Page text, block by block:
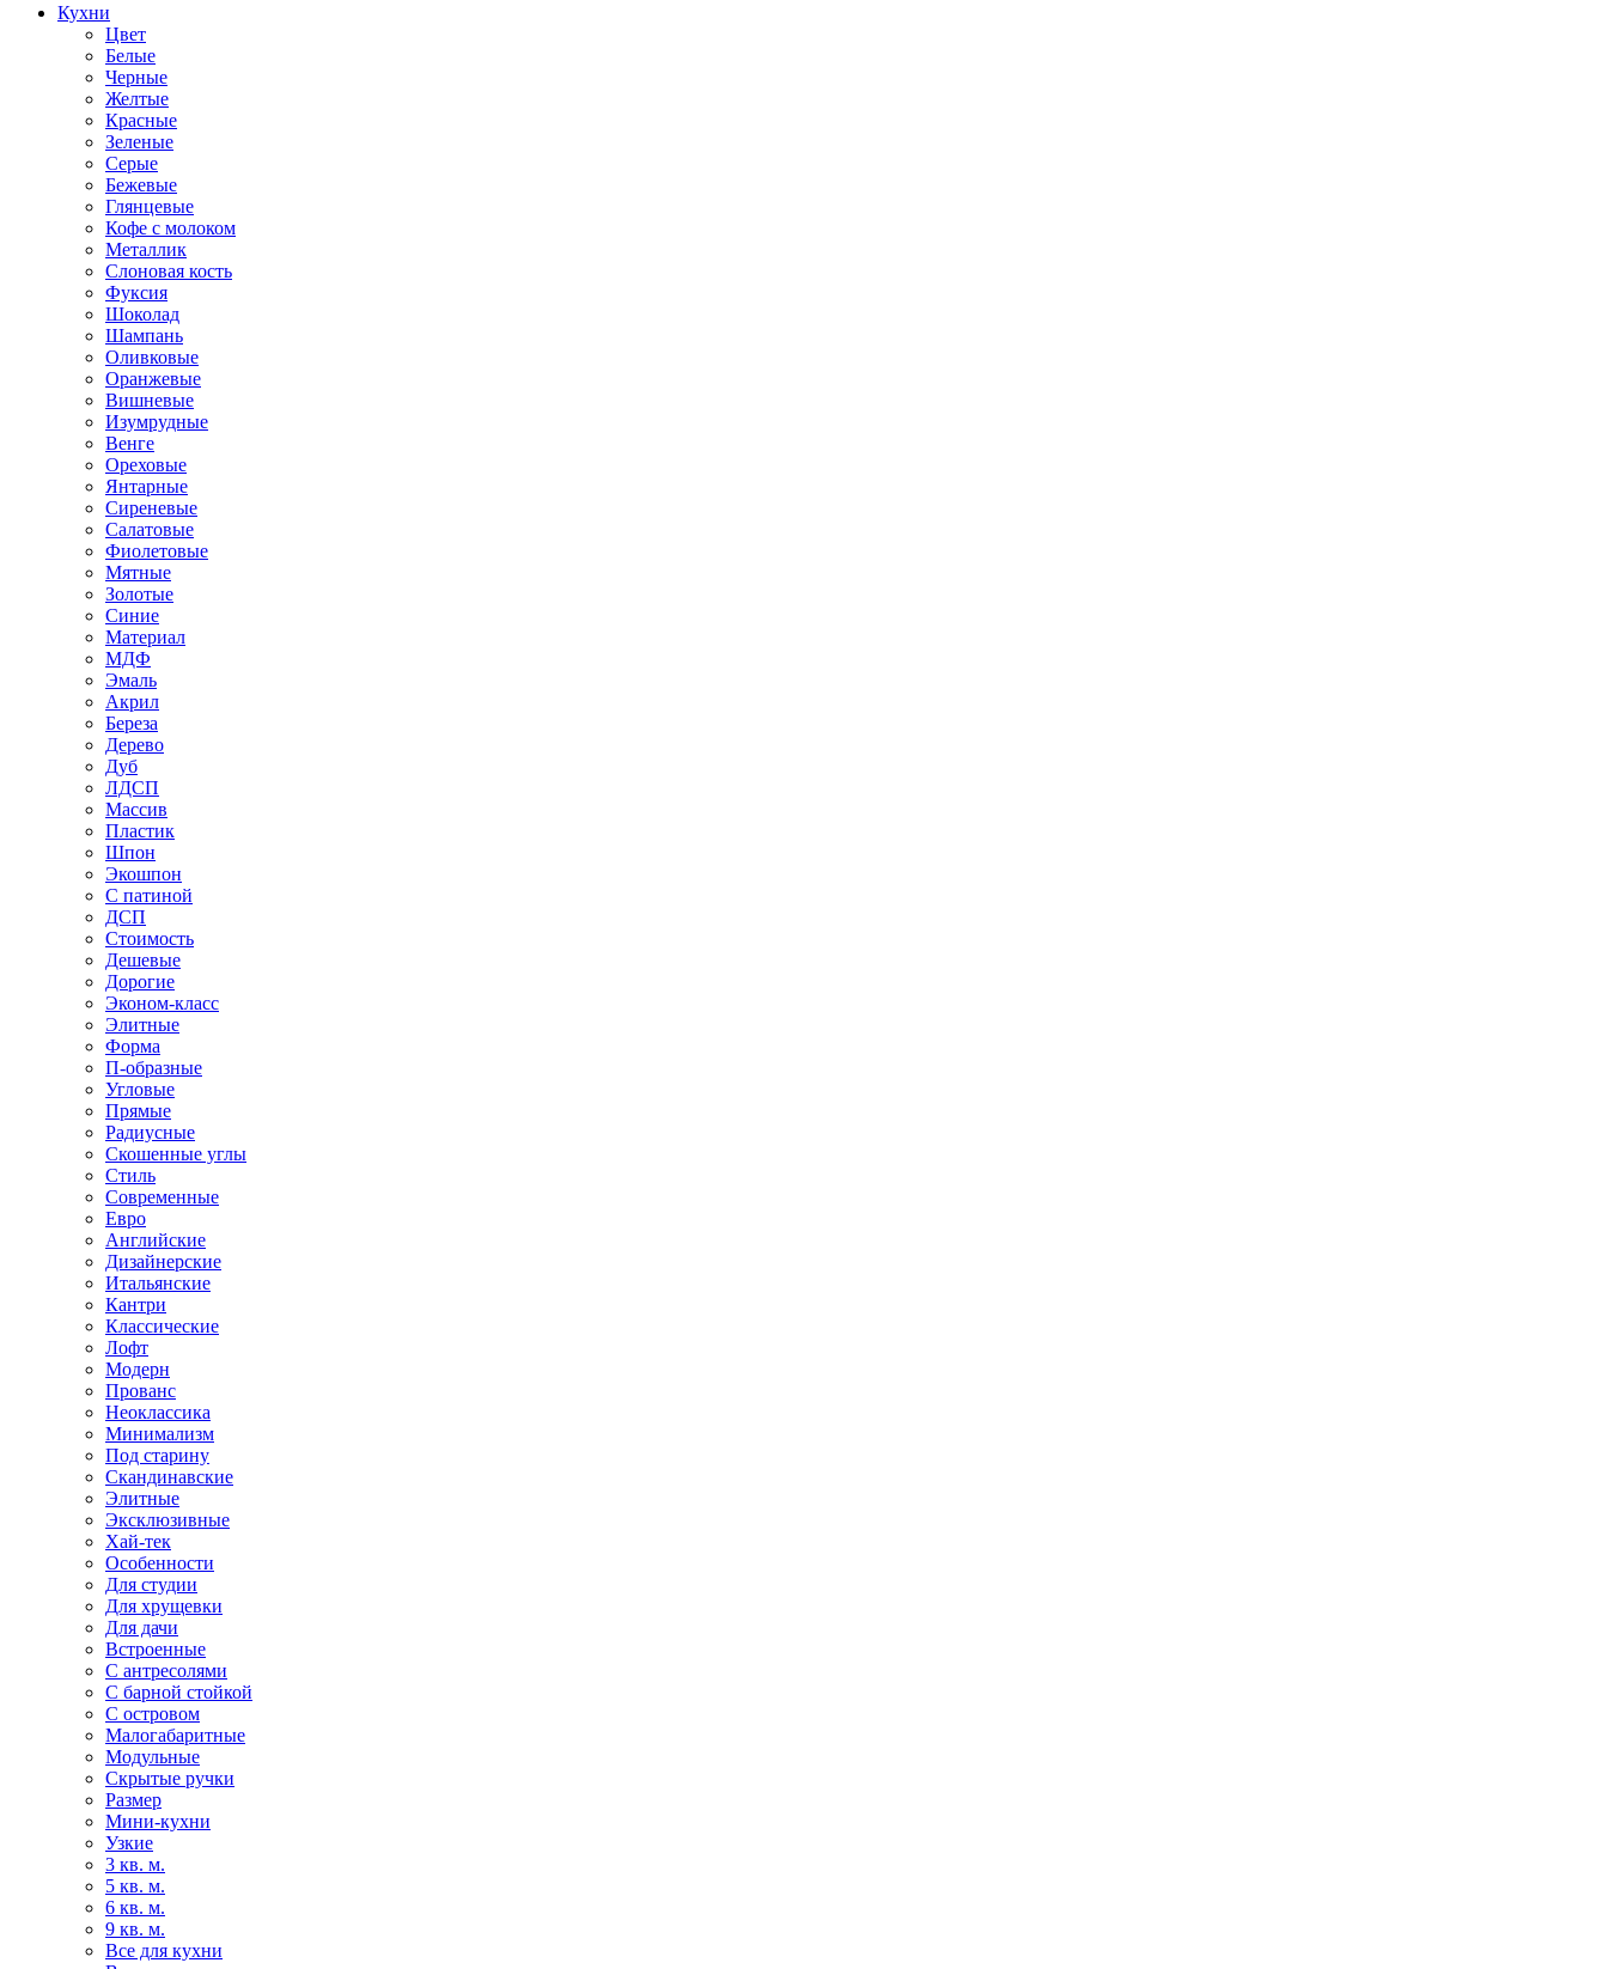
Кухни
Цвет
Белые
Черные
Желтые
Красные
Зеленые
Серые
Бежевые
Глянцевые
Кофе с молоком
Металлик
Слоновая кость
Фуксия
Шоколад
Шампань
Оливковые
Оранжевые
Вишневые
Изумрудные
Венге
Ореховые
Янтарные
Сиреневые
Салатовые
Фиолетовые
Мятные
Золотые
Синие
Материал
МДФ
Эмаль
Акрил
Береза
Дерево
Дуб
ЛДСП
Массив
Пластик
Шпон
Экошпон
С патиной
ДСП
Стоимость
Дешевые
Дорогие
Эконом-класс
Элитные
Форма
П-образные
Угловые
Прямые
Радиусные
Скошенные углы
Стиль
Современные
Евро
Английские
Дизайнерские
Итальянские
Кантри
Классические
Лофт
Модерн
Прованс
Неоклассика
Минимализм
Под старину
Скандинавские
Элитные
Эксклюзивные
Хай-тек
Особенности
Для студии
Для хрущевки
Для дачи
Встроенные
С антресолями
С барной стойкой
С островом
Малогабаритные
Модульные
Скрытые ручки
Размер
Мини-кухни
Узкие
3 кв. м.
5 кв. м.
6 кв. м.
9 кв. м.
Все для кухни